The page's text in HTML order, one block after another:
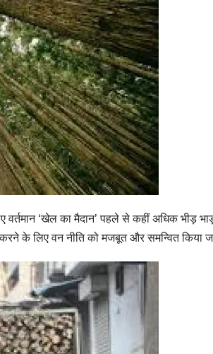
‘खेल का मैदान’ पहले से कहीं अधिक भीड़
के लिए वन नीति को मजबूत और समन्वित किया